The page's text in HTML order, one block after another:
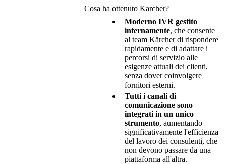
Cosa ha ottenuto Karcher?
Moderno IVR gestito
internamente, che consente
al team Kärcher di rispondere
rapidamente e di adattare i
percorsi di servizio alle
esigenze attuali dei clienti,
senza dover coinvolgere
fornitori esterni.
Tutti i canali di
comunicazione sono
integrati in un unico
strumento, aumentando
significativamente l'efficienza
del lavoro dei consulenti, che
non devono passare da una
piattaforma all'altra.